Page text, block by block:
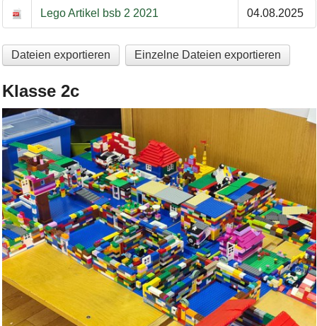
Artikel Schulblatt Basel-Stadt
Lego Artikel bsb 2 2021 04.08.2025
Dateien exportieren Einzelne Dateien exportieren
Klasse 2c